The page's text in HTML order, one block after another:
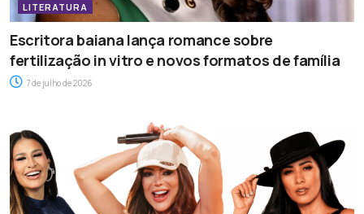
LITERATURA
Escritora baiana lança romance sobre
fertilização in vitro e novos formatos de família
7 de julho de 2026